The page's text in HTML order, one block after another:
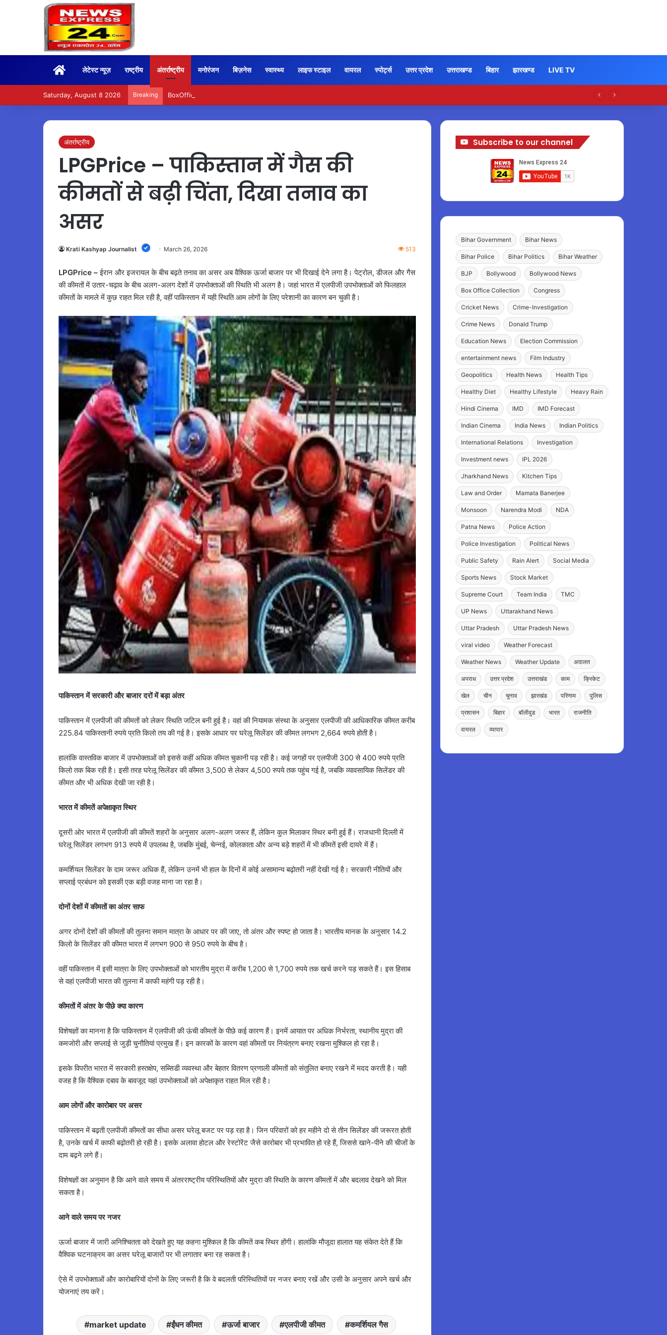
Homeलेटेस्ट न्यूज़ राष्ट्रीय अंतर्राष्ट्रीय मनोरंजन बिज़नेस स्वास्थ्य लाइफ स्टाइल वायरल स्पोर्ट्स उत्तर प्रदेश उत्तराखण्ड बिहार झारखण्ड LIVE TV
Saturday, August 8 2026 Breaking BoxOffice – 15वें दिन भी कायम रही ‘जन नायकन’ की रफ्तार, 185 करोड़ के पार पहुंची कमाई…
अंतर्राष्ट्रीय
LPGPrice – पाकिस्तान में गैस की
कीमतों से बढ़ी चिंता, दिखा तनाव का
असर
Krati Kashyap Journalist March 26, 2026 513
LPGPrice –ईरान और इजरायल के बीच बढ़ते तनाव का असर अब वैश्विक ऊर्जा बाजार पर भी दिखाई देने लगा है। पेट्रोल, डीजल और गैस
की कीमतों में उतार-चढ़ाव के बीच अलग-अलग देशों में उपभोक्ताओं की स्थिति भी अलग है। जहां भारत में एलपीजी उपभोक्ताओं को फिलहाल
कीमतों के मामले में कुछ राहत मिल रही है, वहीं पाकिस्तान में यही स्थिति आम लोगों के लिए परेशानी का कारण बन चुकी है।
पाकिस्तान में सरकारी और बाजार दरों में बड़ा अंतर
पाकिस्तान में एलपीजी की कीमतों को लेकर स्थिति जटिल बनी हुई है। वहां की नियामक संस्था के अनुसार एलपीजी की आधिकारिक कीमत करीब
225.84 पाकिस्तानी रुपये प्रति किलो तय की गई है। इसके आधार पर घरेलू सिलेंडर की कीमत लगभग 2,664 रुपये होती है।
हालांकि वास्तविक बाजार में उपभोक्ताओं को इससे कहीं अधिक कीमत चुकानी पड़ रही है। कई जगहों पर एलपीजी 300 से 400 रुपये प्रति
किलो तक बिक रही है। इसी तरह घरेलू सिलेंडर की कीमत 3,500 से लेकर 4,500 रुपये तक पहुंच गई है, जबकि व्यावसायिक सिलेंडर की
कीमत और भी अधिक देखी जा रही है।
भारत में कीमतें अपेक्षाकृत स्थिर
दूसरी ओर भारत में एलपीजी की कीमतें शहरों के अनुसार अलग-अलग जरूर हैं, लेकिन कुल मिलाकर स्थिर बनी हुई हैं। राजधानी दिल्ली में
घरेलू सिलेंडर लगभग 913 रुपये में उपलब्ध है, जबकि मुंबई, चेन्नई, कोलकाता और अन्य बड़े शहरों में भी कीमतें इसी दायरे में हैं।
कमर्शियल सिलेंडर के दाम जरूर अधिक हैं, लेकिन उनमें भी हाल के दिनों में कोई असामान्य बढ़ोतरी नहीं देखी गई है। सरकारी नीतियों और
सप्लाई प्रबंधन को इसकी एक बड़ी वजह माना जा रहा है।
दोनों देशों में कीमतों का अंतर साफ
अगर दोनों देशों की कीमतों की तुलना समान मात्रा के आधार पर की जाए, तो अंतर और स्पष्ट हो जाता है। भारतीय मानक के अनुसार 14.2
किलो के सिलेंडर की कीमत भारत में लगभग 900 से 950 रुपये के बीच है।
वहीं पाकिस्तान में इसी मात्रा के लिए उपभोक्ताओं को भारतीय मुद्रा में करीब 1,200 से 1,700 रुपये तक खर्च करने पड़ सकते हैं। इस हिसाब
से वहां एलपीजी भारत की तुलना में काफी महंगी पड़ रही है।
कीमतों में अंतर के पीछे क्या कारण
विशेषज्ञों का मानना है कि पाकिस्तान में एलपीजी की ऊंची कीमतों के पीछे कई कारण हैं। इनमें आयात पर अधिक निर्भरता, स्थानीय मुद्रा की
कमजोरी और सप्लाई से जुड़ी चुनौतियां प्रमुख हैं। इन कारकों के कारण वहां कीमतों पर नियंत्रण बनाए रखना मुश्किल हो रहा है।
इसके विपरीत भारत में सरकारी हस्तक्षेप, सब्सिडी व्यवस्था और बेहतर वितरण प्रणाली कीमतों को संतुलित बनाए रखने में मदद करती है। यही
वजह है कि वैश्विक दबाव के बावजूद यहां उपभोक्ताओं को अपेक्षाकृत राहत मिल रही है।
आम लोगों और कारोबार पर असर
पाकिस्तान में बढ़ती एलपीजी कीमतों का सीधा असर घरेलू बजट पर पड़ रहा है। जिन परिवारों को हर महीने दो से तीन सिलेंडर की जरूरत होती
है, उनके खर्च में काफी बढ़ोतरी हो रही है। इसके अलावा होटल और रेस्टोरेंट जैसे कारोबार भी प्रभावित हो रहे हैं, जिससे खाने-पीने की चीजों के
दाम बढ़ने लगे हैं।
विशेषज्ञों का अनुमान है कि आने वाले समय में अंतरराष्ट्रीय परिस्थितियों और मुद्रा की स्थिति के कारण कीमतों में और बदलाव देखने को मिल
सकता है।
आने वाले समय पर नजर
ऊर्जा बाजार में जारी अनिश्चितता को देखते हुए यह कहना मुश्किल है कि कीमतें कब स्थिर होंगी। हालांकि मौजूदा हालात यह संकेत देते हैं कि
वैश्विक घटनाक्रम का असर घरेलू बाजारों पर भी लगातार बना रह सकता है।
ऐसे में उपभोक्ताओं और कारोबारियों दोनों के लिए जरूरी है कि वे बदलती परिस्थितियों पर नजर बनाए रखें और उसी के अनुसार अपने खर्च और
योजनाएं तय करें।
market update ईंधन कीमत ऊर्जा बाजार एलपीजी कीमत कमर्शियल गैस
Subscribe to our channel
Bihar Government Bihar News
Bihar Police Bihar Politics Bihar Weather
BJP Bollywood Bollywood News
Box Office Collection Congress
Cricket News Crime-Investigation
Crime News Donald Trump
Education News Election Commission
entertainment news Film Industry
Geopolitics Health News Health Tips
Healthy Diet Healthy Lifestyle Heavy Rain
Hindi Cinema IMD IMD Forecast
Indian Cinema India News Indian Politics
International Relations Investigation
Investment news IPL 2026
Jharkhand News Kitchen Tips
Law and Order Mamata Banerjee
Monsoon Narendra Modi NDA
Patna News Police Action
Police Investigation Political News
Public Safety Rain Alert Social Media
Sports News Stock Market
Supreme Court Team India TMC
UP News Uttarakhand News
Uttar Pradesh Uttar Pradesh News
viral video Weather Forecast
Weather News Weather Update अदालत
अपराध उत्तर प्रदेश उत्तराखंड काम क्रिकेट
खेल चीन चुनाव झारखंड परिणाम पुलिस
प्रशासन बिहार बॉलीवुड भारत राजनीति
वायरल व्यापार